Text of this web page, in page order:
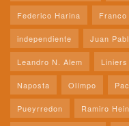
Federico Harina Franco
independiente Juan
Leandro N. Alem Liniers
Naposta Olímpo
Pueyrredon Ramiro